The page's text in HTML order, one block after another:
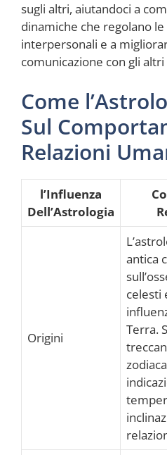
sugli altri, aiutandoci a
dinamiche che regolano
interpersonali e a
comunicazione con gli
Come
Sul
Relazioni
l’Influenza
Dell’Astrologia
Origini
antica
celesti
Terra.